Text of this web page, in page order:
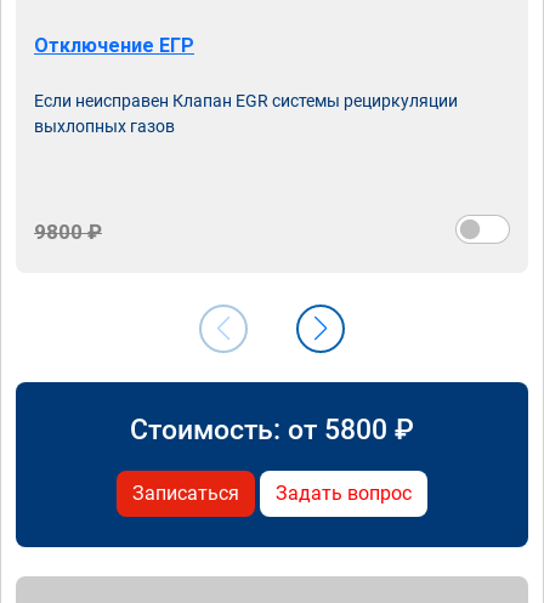
Отключение ЕГР
Если неисправен Клапан EGR системы рециркуляции
выхлопных газов
9800 ₽
Стоимость: от 5800 ₽
Записаться Задать вопрос